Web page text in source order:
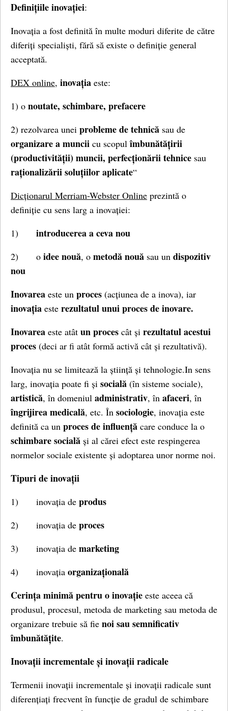
Definițiile inovației:
Inovația a fost definită în multe moduri diferite de către
diferiți specialiști, fără să existe o definiție general
acceptată.
DEX online, inovația este:
1) o noutate, schimbare, prefacere
2) rezolvarea unei probleme de tehnică sau de
organizare a muncii cu scopulîmbunătățirii
(productivității) muncii, perfecționării tehnice sau
raționalizării soluțiilor aplicate“
Dicționarul Merriam-Webster Online prezintă o
definiție cu sens larg a inovației:
1) introducerea a ceva nou
2) o idee nouă, o metodă nouă sau un dispozitiv
nou
Inovarea este un proces (acțiunea de a inova), iar
inovația este rezultatul unui proces de inovare.
Inovarea este atât un proces cât și rezultatul acestui
proces (deci ar fi atât formă activă cât și rezultativă).
Inovația nu se limitează la știință și tehnologie.In sens
larg, inovația poate fi și socială (în sisteme sociale),
artistică, în domeniul administrativ, în afaceri, în
îngrijirea medicală, etc. În sociologie, inovația este
definită ca un proces de influență care conduce la o
schimbare socială și al cărei efect este respingerea
normelor sociale existente și adoptarea unor norme noi.
Tipuri de inovații
1) inovația de produs
2) inovația de proces
3) inovația de marketing
4) inovația organizațională
Cerința minimă pentru o inovație este aceea că
produsul, procesul, metoda de marketing sau metoda de
organizare trebuie să fie noi sau semnificativ
îmbunătățite.
Inovații incrementale și inovații radicale
Termenii inovații incrementale și inovații radicale sunt
diferențiați frecvent în funcție de gradul de schimbare